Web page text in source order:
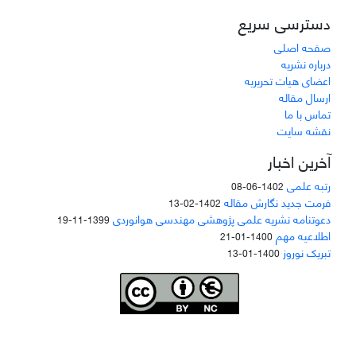
دسترسی سریع
صفحه اصلی
درباره نشریه
اعضای هیات تحریریه
ارسال مقاله
تماس با ما
نقشه سایت
آخرین اخبار
رتبه علمی 1402-06-08
فرمت جدید نگارش مقاله 1402-02-13
دعوتنامه نشریه علمی پژوهشی مهندسی هوانوردی1399-11-19
اطلاعیه مهم1400-01-21
تبریک نوروز 1400-01-13